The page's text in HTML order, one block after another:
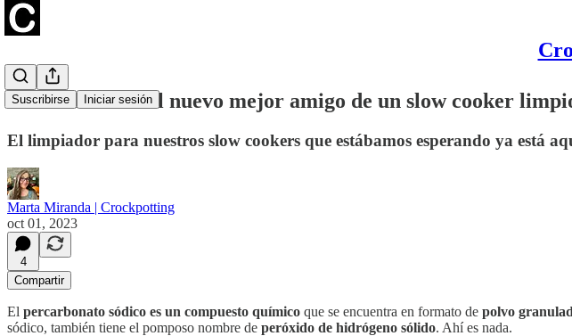
Suscribirse Iniciar sesión
Percarbonato. El nuevo mejor amigo de un slow cooker
El limpiador para nuestros slow cookers que estábamos esperando ya está
Marta Miranda | Crockpotting
oct 01, 2023
4
Compartir
El percarbonato sódico es un compuesto químico que se encuentra en formato de polvo
sódico, también tiene el pomposo nombre de peróxido de hidrógeno sólido. Ahí es nada.